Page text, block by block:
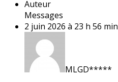
Auteur
Messages
2 juin 2026 à 23 h 56 min
MLGD*****